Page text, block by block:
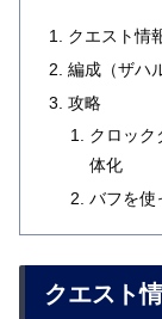
クエスト情
編成（ザハ
攻略
クロック
体化
バフを使
クエスト